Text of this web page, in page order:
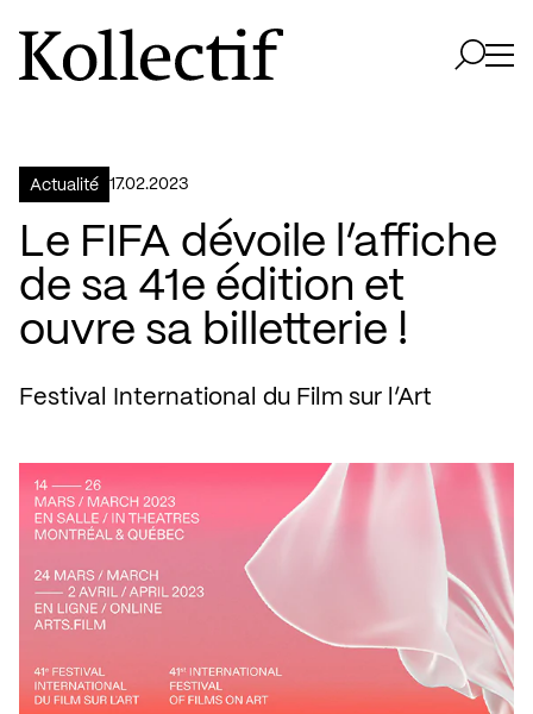
Aller à la page d'accueil
Logo Kollectif
Actualité 17.02.2023
Le FIFA dévoile l’affiche
de sa 41e édition et
ouvre sa billetterie !
Festival International du Film sur l’Art